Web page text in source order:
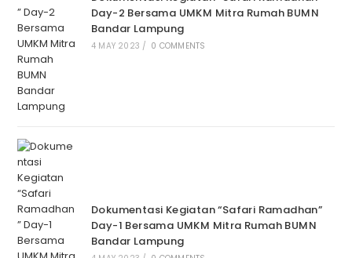
Day-2 Bersama UMKM Mitra Rumah BUMN
Bandar Lampung
4 MAY 2023 / 0 COMMENTS
Dokumentasi Kegiatan “Safari Ramadhan”
Day-1 Bersama UMKM Mitra Rumah BUMN
Bandar Lampung